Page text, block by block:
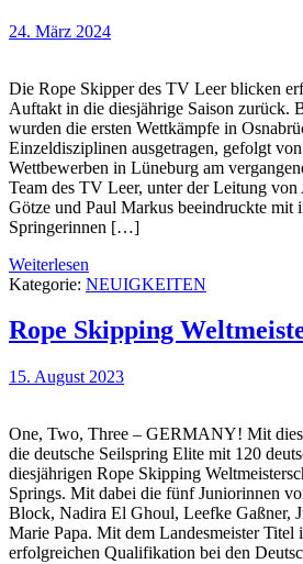
24. März 2024
Die Rope Skipper des TV Leer blicken
Auftakt in die diesjährige Saison zurück.
wurden die ersten Wettkämpfe in
Einzeldisziplinen ausgetragen, gefolgt
Wettbewerben in Lüneburg am
Team des TV Leer, unter der Leitung
Götze und Paul Markus beeindruckte mit
Springerinnen […]
Weiterlesen
Kategorie: NEUIGKEITEN
Rope Skipping
15. August 2023
One, Two, Three – GERMANY! Mit
die deutsche Seilspring Elite mit 120
diesjährigen Rope Skipping
Springs. Mit dabei die fünf Juniorinnen
Block, Nadira El Ghoul, Leefke Gaßner,
Marie Papa. Mit dem Landesmeister Titel
erfolgreichen Qualifikation bei den